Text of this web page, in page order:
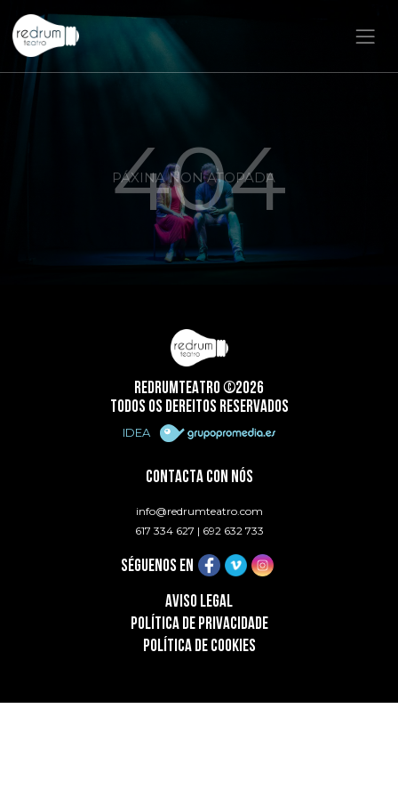
PÁXINA NON ATOPADA
404
REDRUMTEATRO ©2026
TODOS OS DEREITOS RESERVADOS
IDEA
CONTACTA CON NÓS
info@redrumteatro.com
617 334 627 | 692 632 733
SÉGUENOS EN
AVISO LEGAL
POLÍTICA DE PRIVACIDADE
POLÍTICA DE COOKIES